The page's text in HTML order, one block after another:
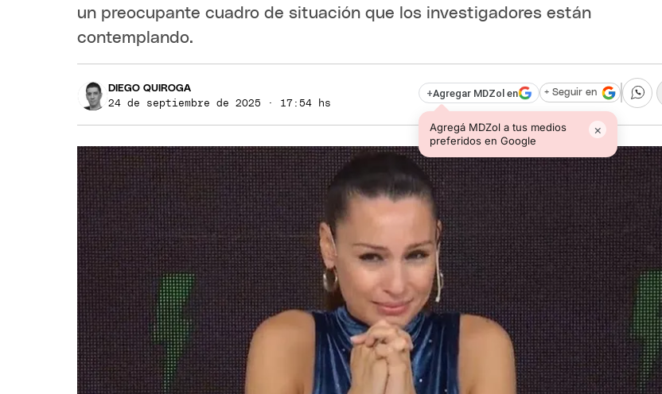
un preocupante cuadro de situación que los investigadores están
contemplando.
DIEGO QUIROGA
24 de septiembre de 2025 · 17:54 hs
+Agregar MDZol en
Agregá MDZol a tus medios
preferidos en Google
×
+ Seguir en